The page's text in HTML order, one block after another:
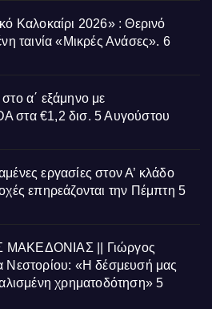
Καλοκαίρι 2026» : Θερινό
ταινία «Μικρές Ανάσες». 6
α΄ εξάμηνο με
στα €1,2 δισ. 5 Αυγούστου
εργασίες στον Α’ κλάδο
επηρεάζονται την Πέμπτη 5
ΜΑΚΕΔΟΝΙΑΣ || Γιώργος
Νεστορίου: «Η δέσμευσή μας
χρηματοδότηση» 5